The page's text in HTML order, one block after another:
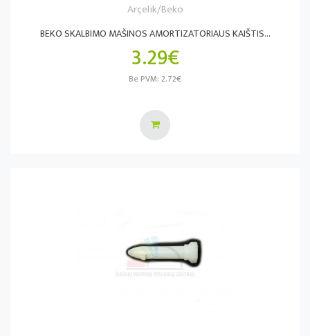
Arçelik/Beko
BEKO SKALBIMO MAŠINOS AMORTIZATORIAUS KAIŠTIS...
3.29€
Be PVM: 2.72€